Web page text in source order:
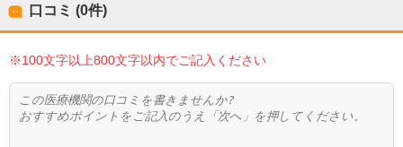
口コミ (0件)
※100文字以上800文字以内でご記入ください